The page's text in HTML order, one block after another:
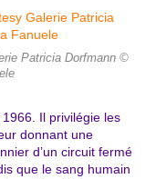
Patricia Dorfmann ©
1966. Il privilégie les
donnant une
d’un circuit fermé
que le sang humain